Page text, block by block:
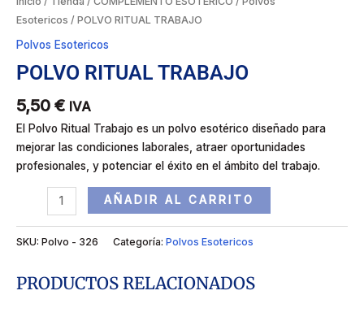
Esotericos / POLVO RITUAL TRABAJO
Polvos Esotericos
POLVO RITUAL TRABAJO
5,50 € IVA
El Polvo Ritual Trabajo es un polvo esotérico diseñado para
mejorar las condiciones laborales, atraer oportunidades
profesionales, y potenciar el éxito en el ámbito del trabajo.
AÑADIR AL CARRITO
SKU: Polvo - 326 Categoría: Polvos Esotericos
PRODUCTOS RELACIONADOS